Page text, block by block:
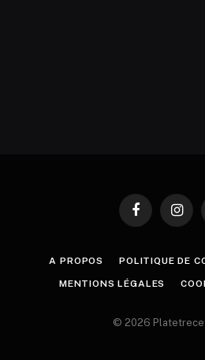
Facebook
A PROPOS POLITIQUE DE
MENTIONS LÉGALES
© 2026